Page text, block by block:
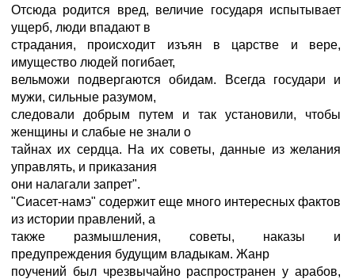
Отсюда родится вред, величие государя испытывает
ущерб, люди впадают в
страдания, происходит изъян в царстве и вере,
имущество людей погибает,
вельможи подвергаются обидам. Всегда государи и
мужи, сильные разумом,
следовали добрым путем и так установили, чтобы
женщины и слабые не знали о
тайнах их сердца. На их советы, данные из желания
управлять, и приказания
они налагали запрет".
"Сиасет-намэ" содержит еще много интересных фактов
из истории правлений, а
также размышления, советы, наказы и
предупреждения будущим владыкам. Жанр
поучений был чрезвычайно распространен у арабов,